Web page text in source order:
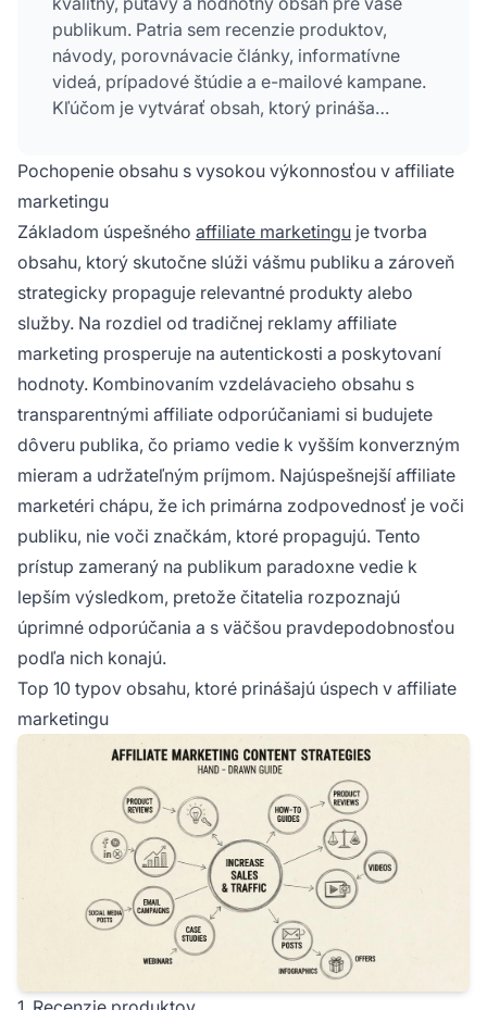
publikum. Patria sem recenzie produktov,
návody, porovnávacie články, informatívne
videá, prípadové štúdie a e-mailové kampane.
Kľúčom je vytvárať obsah, ktorý prináša
integruje affiliate odkazy, čím budujete dôveru
a zvyšujete konverzie.
Pochopenie obsahu s vysokou výkonnosťou v affiliate
marketingu
Základom úspešného affiliate marketingu je tvorba
obsahu, ktorý skutočne slúži vášmu publiku a zároveň
strategicky propaguje relevantné produkty alebo
služby. Na rozdiel od tradičnej reklamy affiliate
marketing prosperuje na autentickosti a poskytovaní
hodnoty. Kombinovaním vzdelávacieho obsahu s
transparentnými affiliate odporúčaniami si budujete
dôveru publika, čo priamo vedie k vyšším konverzným
mieram a udržateľným príjmom. Najúspešnejší affiliate
marketéri chápu, že ich primárna zodpovednosť je voči
publiku, nie voči značkám, ktoré propagujú. Tento
prístup zameraný na publikum paradoxne vedie k
lepším výsledkom, pretože čitatelia rozpoznajú
úprimné odporúčania a s väčšou pravdepodobnosťou
podľa nich konajú.
Top 10 typov obsahu, ktoré prinášajú úspech v affiliate
marketingu